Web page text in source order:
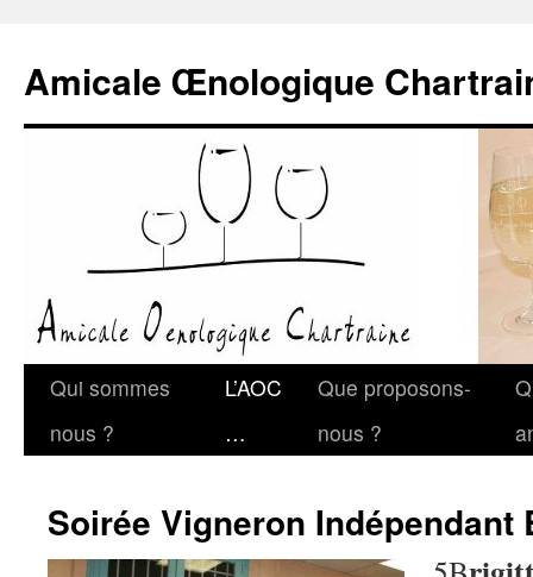
Amicale Œnologique
Qui sommes
nous ?
L’AOC
…
Que proposons-
nous ?
Soirée Vigneron Indépendant